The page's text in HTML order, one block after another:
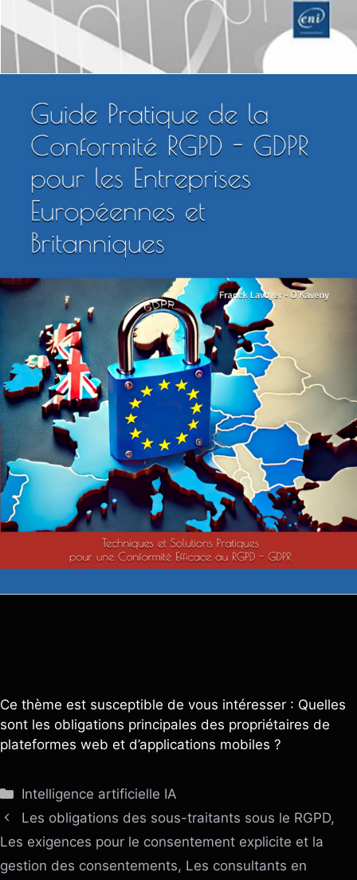
Ce thème est susceptible de vous intéresser : Quelles
sont les obligations principales des propriétaires de
plateformes web et d’applications mobiles ?
Catégories
Intelligence artificielle IA
Les obligations des sous-traitants sous le RGPD,
Les exigences pour le consentement explicite et la
gestion des consentements, Les consultants en